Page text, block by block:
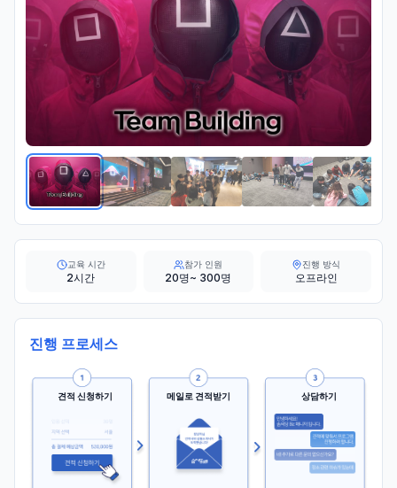
교육 시간
2시간
참가 인원
20명~ 300명
진행 방식
오프라인
진행 프로세스
견적 신청하기 메일로 견적받기 상담하기